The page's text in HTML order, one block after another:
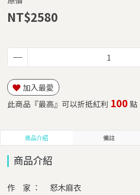
NT$2580
加入最愛
此商品『最高』可以折抵紅利 100 點
商品介紹 備註
商品介紹
作 家 ： 怒木麻衣